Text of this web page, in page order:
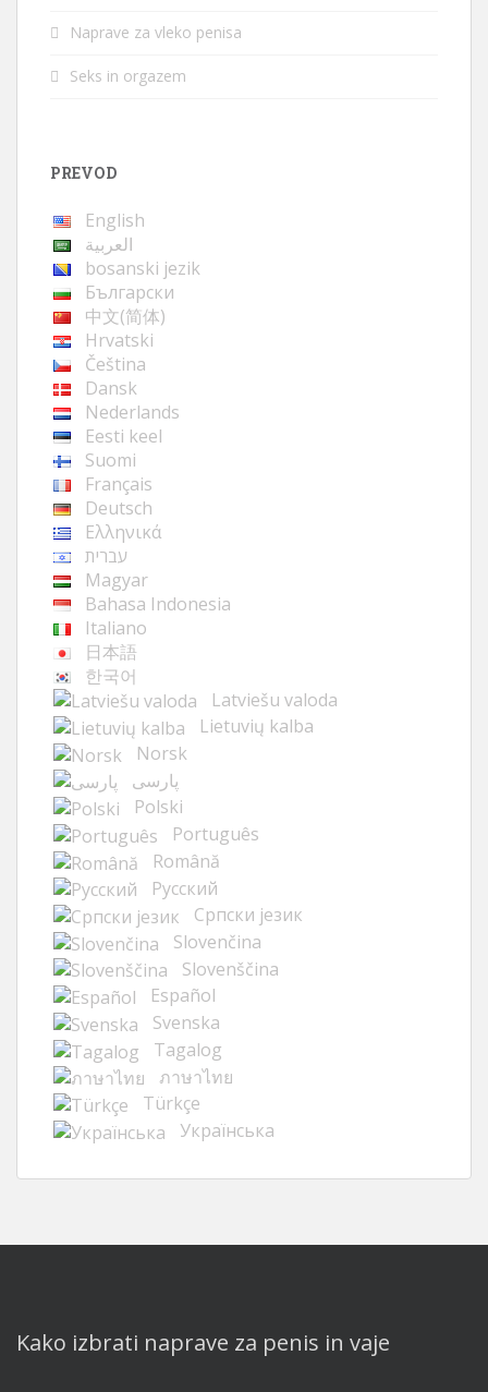
Naprave za vleko penisa
Seks in orgazem
PREVOD
English
العربية
bosanski jezik
Български
中文(简体)
Hrvatski
Čeština
Dansk
Nederlands
Eesti keel
Suomi
Français
Deutsch
Ελληνικά
עברית
Magyar
Bahasa Indonesia
Italiano
日本語
한국어
Latviešu valoda
Lietuvių kalba
Norsk
پارسی
Polski
Português
Română
Русский
Cрпски језик
Slovenčina
Slovenščina
Español
Svenska
Tagalog
ภาษาไทย
Türkçe
Українська
Kako izbrati naprave za penis in vaje